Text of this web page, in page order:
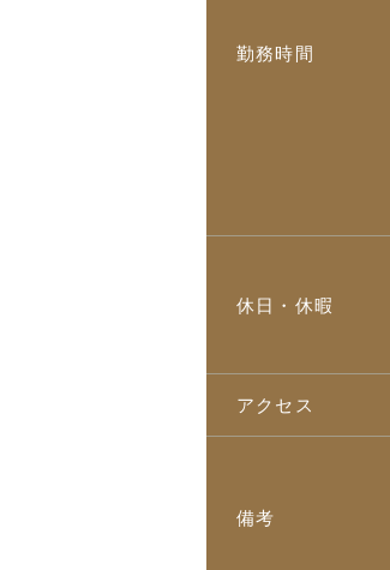
勤務時間
休日・休暇
アクセス
備考